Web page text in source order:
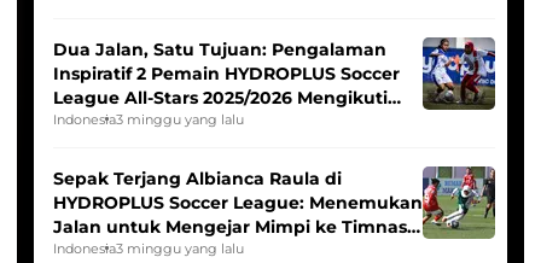
Dua Jalan, Satu Tujuan: Pengalaman
Inspiratif 2 Pemain HYDROPLUS Soccer
League All-Stars 2025/2026 Mengikuti
Seleksi Timnas Indonesia Putri
Indonesia3 minggu yang lalu
Sepak Terjang Albianca Raula di
HYDROPLUS Soccer League: Menemukan
Jalan untuk Mengejar Mimpi ke Timnas
Indonesia Putri
Indonesia3 minggu yang lalu